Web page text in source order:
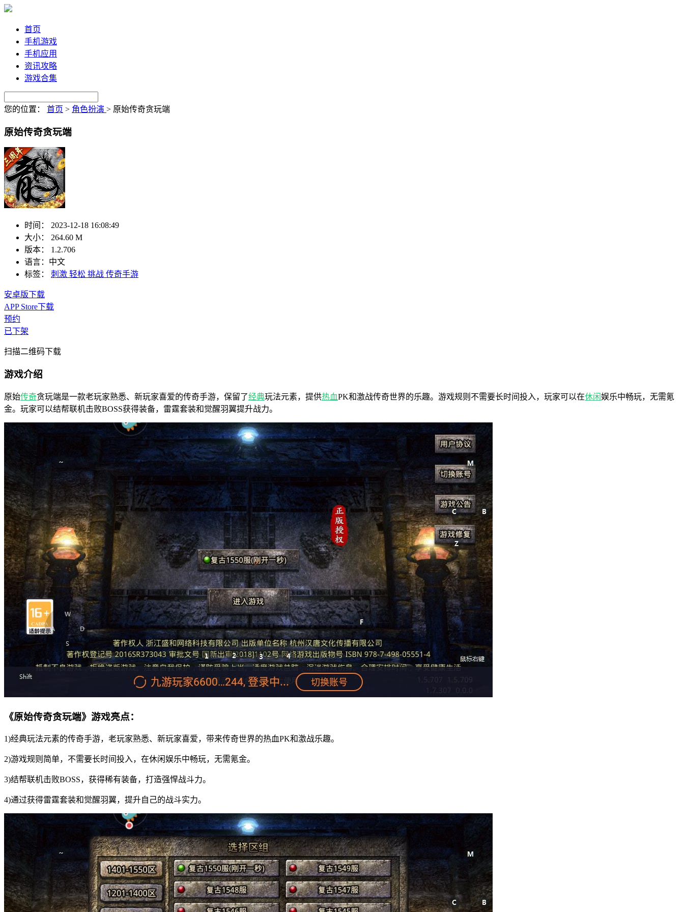
首页
手机游戏
手机应用
资讯攻略
游戏合集
您的位置： 首页 > 角色扮演 > 原始传奇贪玩端
原始传奇贪玩端
时间：
2023-12-18 16:08:49
大小：
264.60 M
版本：
1.2.706
语言： 中文
标签：
刺激 轻松 挑战 传奇手游
安卓版下载
APP Store下载
预约
已下架
扫描二维码下载
游戏介绍
原始传奇贪玩端是一款老玩家熟悉、新玩家喜爱的传奇手游，保留了经典玩法元素，提供热血PK和激战传奇世界的乐趣。游戏规则不需要长时间投入，玩家可以在休闲娱乐中畅玩，无需氪
金。玩家可以结帮联机击败BOSS获得装备，雷霆套装和觉醒羽翼提升战力。
《原始传奇贪玩端》游戏亮点：
1)经典玩法元素的传奇手游，老玩家熟悉、新玩家喜爱，带来传奇世界的热血PK和激战乐趣。
2)游戏规则简单，不需要长时间投入，在休闲娱乐中畅玩，无需氪金。
3)结帮联机击败BOSS，获得稀有装备，打造强悍战斗力。
4)通过获得雷霆套装和觉醒羽翼，提升自己的战斗实力。